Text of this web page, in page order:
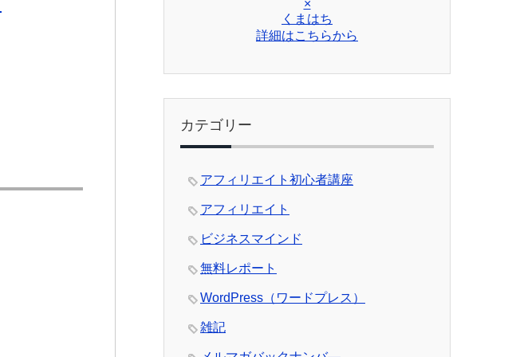
×
くまはち
詳細はこちらから
カテゴリー
アフィリエイト初心者講座
アフィリエイト
ビジネスマインド
無料レポート
WordPress（ワードプレス）
雑記